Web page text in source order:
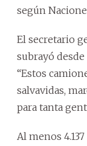
según
El secretario
subrayó
“Estos
salvavidas,
para tanta
Al menos